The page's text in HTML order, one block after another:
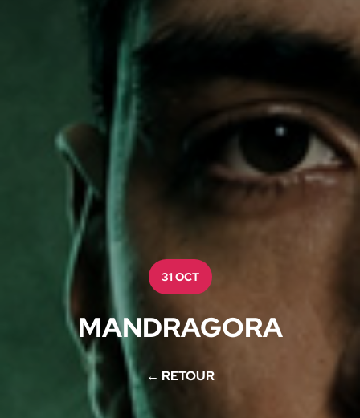
31 OCT
MANDRAGORA
← RETOUR